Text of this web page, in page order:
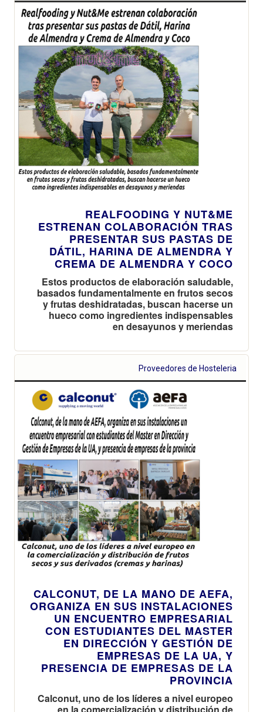
REALFOODING Y NUT&ME
ESTRENAN COLABORACIÓN TRAS
PRESENTAR SUS PASTAS DE
DÁTIL, HARINA DE ALMENDRA Y
CREMA DE ALMENDRA Y COCO
Estos productos de elaboración saludable,
basados fundamentalmente en frutos secos
y frutas deshidratadas, buscan hacerse un
hueco como ingredientes indispensables
en desayunos y meriendas
Proveedores de Hosteleria
CALCONUT, DE LA MANO DE AEFA,
ORGANIZA EN SUS INSTALACIONES
UN ENCUENTRO EMPRESARIAL
CON ESTUDIANTES DEL MASTER
EN DIRECCIÓN Y GESTIÓN DE
EMPRESAS DE LA UA, Y
PRESENCIA DE EMPRESAS DE LA
PROVINCIA
Calconut, uno de los líderes a nivel europeo